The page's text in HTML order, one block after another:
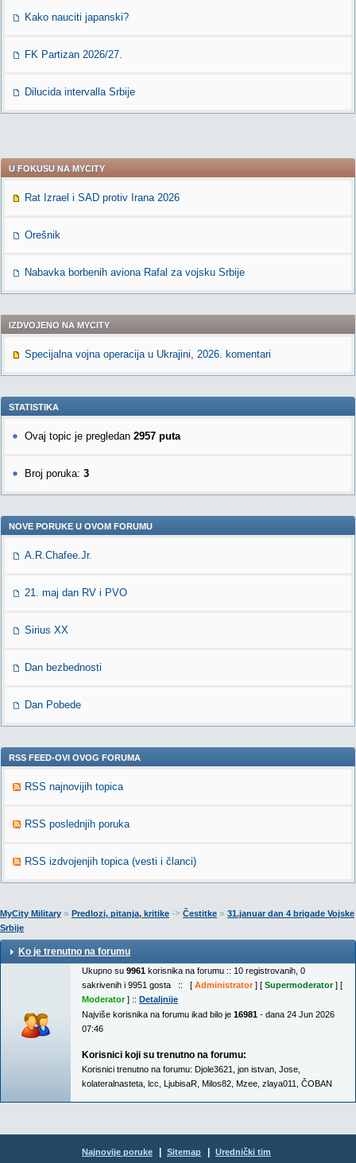
Kako nauciti japanski?
FK Partizan 2026/27.
Dilucida intervalla Srbije
U FOKUSU NA MYCITY
Rat Izrael i SAD protiv Irana 2026
Orešnik
Nabavka borbenih aviona Rafal za vojsku Srbije
IZDVOJENO NA MYCITY
Specijalna vojna operacija u Ukrajini, 2026. komentari
STATISTIKA
Ovaj topic je pregledan 2957 puta
Broj poruka: 3
NOVE PORUKE U OVOM FORUMU
A.R.Chafee.Jr.
21. maj dan RV i PVO
Sirius XX
Dan bezbednosti
Dan Pobede
RSS FEED-OVI OVOG FORUMA
RSS najnovijih topica
RSS poslednjih poruka
RSS izdvojenjih topica (vesti i članci)
MyCity Military » Predlozi, pitanja, kritike -> Čestitke » 31.januar dan 4 brigade Vojske
Srbije
Ko je trenutno na forumu
Ukupno su 9961 korisnika na forumu :: 10 registrovanih, 0
sakrivenih i 9951 gosta :: [ Administrator] [ Supermoderator] [
Moderator] :: Detaljnije
Najviše korisnika na forumu ikad bilo je 16981 - dana 24 Jun 2026
07:46
Korisnici koji su trenutno na forumu:
Korisnici trenutno na forumu: Djole3621 jon istvan Jose
kolateralnasteta lcc LjubisaR Milos82 Mzee zlaya011 ČOBAN
Najnovije poruke Sitemap Urednički tim